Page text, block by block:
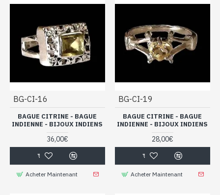
BG-CI-16
BAGUE CITRINE - BAGUE
INDIENNE - BIJOUX INDIENS
36,00€
Acheter Maintenant
BG-CI-19
BAGUE CITRINE - BAGUE
INDIENNE - BIJOUX INDIENS
28,00€
Acheter Maintenant